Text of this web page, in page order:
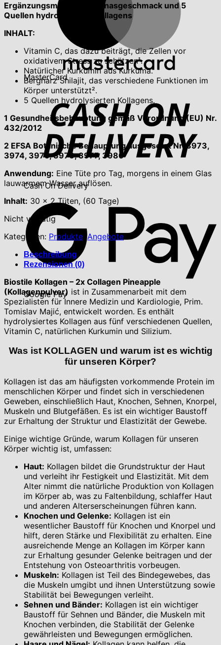
MasterCard
Cash On Delivery
Google Pay
Ergänzungsmittel mit Ananasgeschmack und 5
Quellen hydrolysierten Kollagens
INHALT:
Vitamin C, das dazu beiträgt, die Zellen vor
oxidativem Stress zu schützen¹.
Natürlicher Kurkumin aus Kurkuma.
Bergharz Shilajit, das verschiedene Funktionen im
Körper unterstützt².
5 Quellen hydrolysierten Kollagens.
1 Gesundheitsbehauptung gemäß Verordnung (EU) Nr.
432/2012
2 EFSA Botanische Behauptung ausgesetzt Nr. 3973,
3974, 3975, 3976, 3977, 3980
Anwendung: Eine Tüte pro Tag, morgens in einem Glas
lauwarmem Wasser auflösen.
Inhalt: 30 x 2 Tüten, (60 Tage)
Nicht vorrätig
Kategorien: Produkte ,Angebote
Beschreibung
Rezensionen (0)
Biostile Kollagen – 2x Collagen Pineapple
(Kollagenpulver) ist in Zusammenarbeit mit dem
Spezialisten für Innere Medizin und Kardiologie, Prim.
Tomislav Majić, entwickelt worden. Es enthält
hydrolysiertes Kollagen aus fünf verschiedenen Quellen,
Vitamin C, natürlichen Kurkumin und Silizium.
Was ist KOLLAGEN und warum ist es wichtig
für unseren Körper?
Kollagen ist das am häufigsten vorkommende Protein im
menschlichen Körper und findet sich in verschiedenen
Geweben, einschließlich Haut, Knochen, Sehnen, Knorpel,
Muskeln und Blutgefäßen. Es ist ein wichtiger Baustoff
zur Erhaltung der Struktur und Elastizität der Gewebe.
Einige wichtige Gründe, warum Kollagen für unseren
Körper wichtig ist, umfassen:
Haut: Kollagen bildet die Grundstruktur der Haut
und verleiht ihr Festigkeit und Elastizität. Mit dem
Alter nimmt die natürliche Produktion von Kollagen
im Körper ab, was zu Faltenbildung, schlaffer Haut
und anderen Alterserscheinungen führen kann.
Knochen und Gelenke: Kollagen ist ein
wesentlicher Baustoff für Knochen und Knorpel und
hilft, deren Stärke und Flexibilität zu erhalten. Eine
ausreichende Menge an Kollagen im Körper kann
zur Erhaltung gesunder Gelenke beitragen und der
Entstehung von Osteoarthritis vorbeugen.
Muskeln: Kollagen ist Teil des Bindegewebes, das
die Muskeln umgibt und ihnen Unterstützung sowie
Stabilität bei Bewegungen verleiht.
Sehnen und Bänder: Kollagen ist ein wichtiger
Baustoff für Sehnen und Bänder, die Muskeln mit
Knochen verbinden, die Stabilität der Gelenke
gewährleisten und Bewegungen ermöglichen.